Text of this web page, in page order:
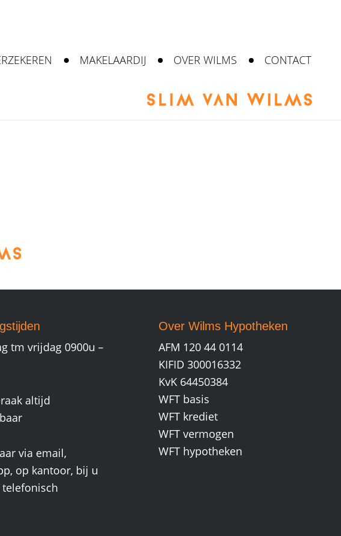
MAKELAARDIJ OVER WILMS CONTACT
tm vrijdag 0900u –
altijd
via email,
op kantoor, bij u
Over Wilms Hypotheken
AFM 120 44 0114
KIFID 300016332
KvK 64450384
WFT basis
WFT krediet
WFT vermogen
WFT hypotheken